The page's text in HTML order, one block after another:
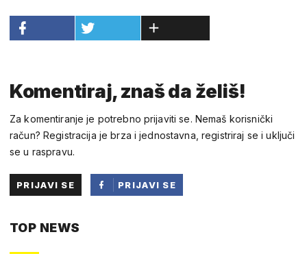
Komentiraj, znaš da želiš!
Za komentiranje je potrebno prijaviti se. Nemaš korisnički
račun? Registracija je brza i jednostavna, registriraj se i uključi
se u raspravu.
PRIJAVI SE
PRIJAVI SE
TOP NEWS